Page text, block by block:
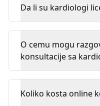
Da li su kardiologi
O cemu mogu
konsultacije sa
Koliko kosta online